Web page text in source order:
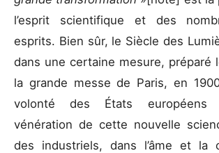
l’esprit scientifique et des
esprits. Bien sûr, le Siècle des
dans une certaine mesure, préparé
la grande messe de Paris, en
volonté des États européens
vénération de cette nouvelle
des industriels, dans l’âme et la